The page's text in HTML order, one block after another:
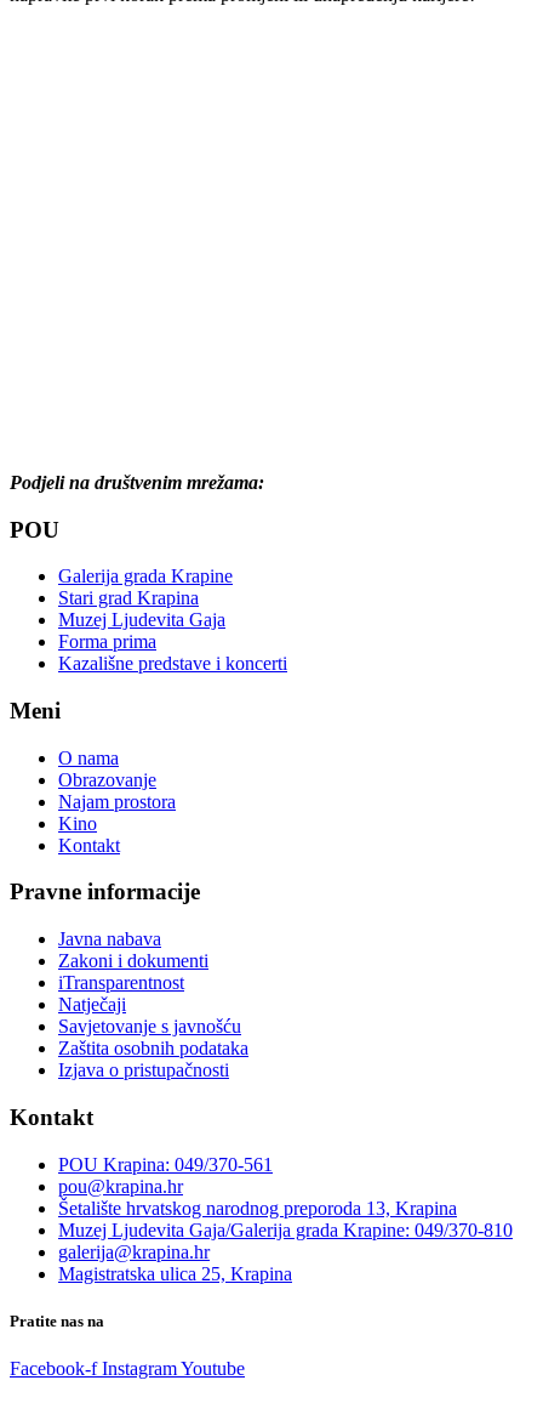
Podjeli na društvenim mrežama:
POU
Galerija grada Krapine
Stari grad Krapina
Muzej Ljudevita Gaja
Forma prima
Kazališne predstave i koncerti
Meni
O nama
Obrazovanje
Najam prostora
Kino
Kontakt
Pravne informacije
Javna nabava
Zakoni i dokumenti
iTransparentnost
Natječaji
Savjetovanje s javnošću
Zaštita osobnih podataka
Izjava o pristupačnosti
Kontakt
POU Krapina: 049/370-561
pou@krapina.hr
Šetalište hrvatskog narodnog preporoda 13, Krapina
Muzej Ljudevita Gaja/Galerija grada Krapine: 049/370-810
galerija@krapina.hr
Magistratska ulica 25, Krapina
Pratite nas na
Facebook-f InstagramYoutube